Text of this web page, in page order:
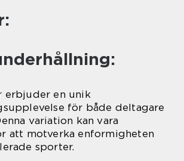
erbjuder en unik
för både deltagare
variation kan vara
att motverka enformigheten
sporter.